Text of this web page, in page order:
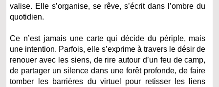
valise. Elle s’organise, se rêve, s’écrit dans l’ombre du
quotidien.
Ce n’est jamais une carte qui décide du périple, mais
une intention. Parfois, elle s’exprime à travers le désir de
renouer avec les siens, de rire autour d’un feu de camp,
de partager un silence dans une forêt profonde, de faire
tomber les barrières du virtuel pour retisser les liens